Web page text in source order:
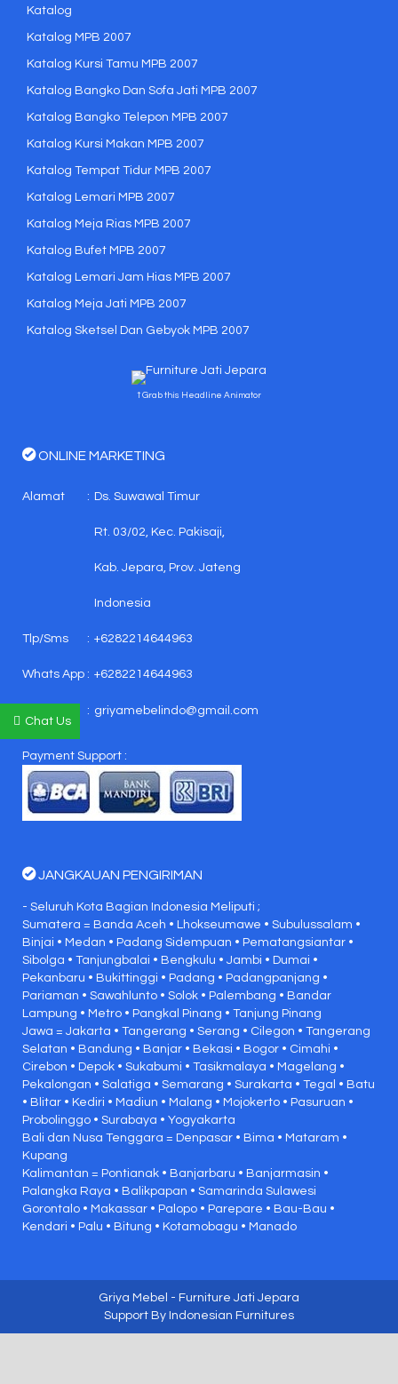
Katalog
Katalog MPB 2007
Katalog Kursi Tamu MPB 2007
Katalog Bangko Dan Sofa Jati MPB 2007
Katalog Bangko Telepon MPB 2007
Katalog Kursi Makan MPB 2007
Katalog Tempat Tidur MPB 2007
Katalog Lemari MPB 2007
Katalog Meja Rias MPB 2007
Katalog Bufet MPB 2007
Katalog Lemari Jam Hias MPB 2007
Katalog Meja Jati MPB 2007
Katalog Sketsel Dan Gebyok MPB 2007
↑ Grab this Headline Animator
ONLINE MARKETING
Alamat : Ds. Suwawal Timur
Rt. 03/02, Kec. Pakisaji,
Kab. Jepara, Prov. Jateng
Indonesia
Tlp/Sms : +6282214644963
Whats App : +6282214644963
: griyamebelindo@gmail.com
Payment Support :
JANGKAUAN PENGIRIMAN
- Seluruh Kota Bagian Indonesia Meliputi ;
Sumatera = Banda Aceh • Lhokseumawe • Subulussalam •
Binjai • Medan • Padang Sidempuan • Pematangsiantar •
Sibolga • Tanjungbalai • Bengkulu • Jambi • Dumai •
Pekanbaru • Bukittinggi • Padang • Padangpanjang •
Pariaman • Sawahlunto • Solok • Palembang • Bandar
Lampung • Metro • Pangkal Pinang • Tanjung Pinang
Jawa = Jakarta • Tangerang • Serang • Cilegon • Tangerang
Selatan • Bandung • Banjar • Bekasi • Bogor • Cimahi •
Cirebon • Depok • Sukabumi • Tasikmalaya • Magelang •
Pekalongan • Salatiga • Semarang • Surakarta • Tegal • Batu
• Blitar • Kediri • Madiun • Malang • Mojokerto • Pasuruan •
Probolinggo • Surabaya • Yogyakarta
Bali dan Nusa Tenggara = Denpasar • Bima • Mataram •
Kupang
Kalimantan = Pontianak • Banjarbaru • Banjarmasin •
Palangka Raya • Balikpapan • Samarinda Sulawesi
Gorontalo • Makassar • Palopo • Parepare • Bau-Bau •
Kendari • Palu • Bitung • Kotamobagu • Manado
Griya Mebel - Furniture Jati Jepara
Support By Indonesian Furnitures
Chat Us